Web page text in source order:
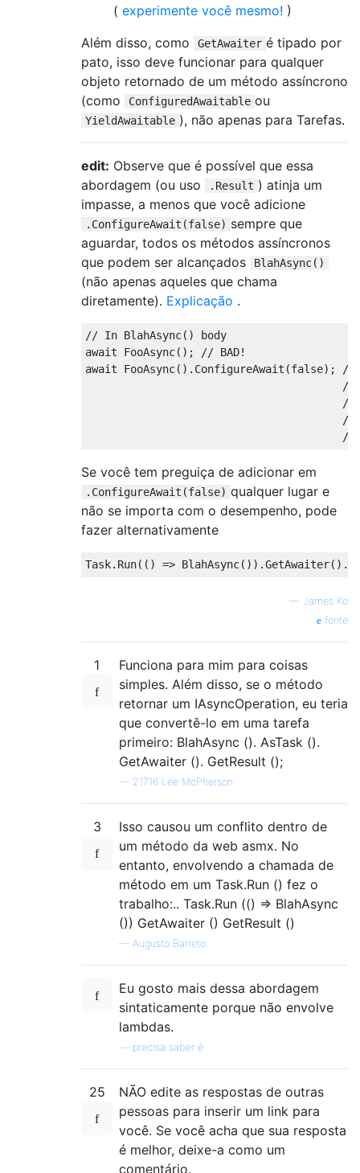
( experimente você mesmo! )
Além disso, como
GetAwaiter é tipado por
pato, isso deve funcionar para qualquer
objeto retornado de um método assíncrono
(como
ConfiguredAwaitable ou
YieldAwaitable ), não apenas para Tarefas.
edit: Observe que é possível que essa
abordagem (ou uso
.Result ) atinja um
impasse, a menos que você adicione
.ConfigureAwait(false) sempre que
aguardar, todos os métodos assíncronos
que podem ser alcançados
BlahAsync()
(não apenas aqueles que chama
diretamente). Explicação .
// In BlahAsync() body
await
FooAsync();
// BAD!
await
FooAsync(). ConfigureAwait (false);
//
//
//
//
//
Se você tem preguiça de adicionar em
.ConfigureAwait(false) qualquer lugar e
não se importa com o desempenho, pode
fazer alternativamente
Task. Run(() => BlahAsync()).GetAwaiter().
— James Ko
fonte
1
Funciona para mim para coisas
simples. Além disso, se o método
retornar um IAsyncOperation, eu teria
que convertê-lo em uma tarefa
primeiro: BlahAsync (). AsTask ().
GetAwaiter (). GetResult ();
— 21716 Lee McPherson
3
Isso causou um conflito dentro de
um método da web asmx. No
entanto, envolvendo a chamada de
método em um Task.Run () fez o
trabalho:.. Task.Run (() => BlahAsync
()) GetAwaiter () GetResult ()
— Augusto Barreto
Eu gosto mais dessa abordagem
sintaticamente porque não envolve
lambdas.
precisa saber é
25
NÃO edite as respostas de outras
pessoas para inserir um link para
você. Se você acha que sua resposta
é melhor, deixe-a como um
comentário.